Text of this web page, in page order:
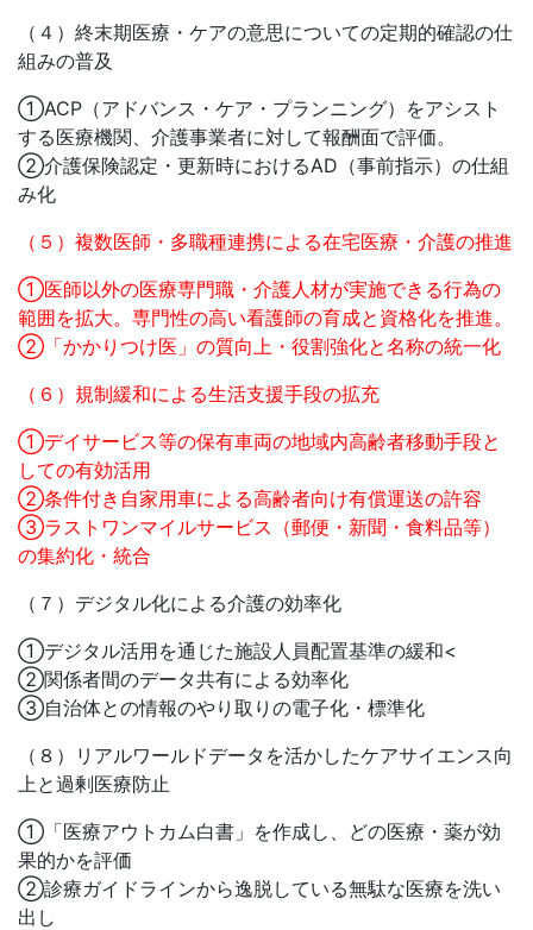
（４）終末期医療・ケアの意思についての定期的確認の仕
組みの普及
①ACP（アドバンス・ケア・プランニング）をアシスト
する医療機関、介護事業者に対して報酬面で評価。
②介護保険認定・更新時におけるAD（事前指示）の仕組
み化
（５）複数医師・多職種連携による在宅医療・介護の推進
①医師以外の医療専門職・介護人材が実施できる行為の
範囲を拡大。専門性の高い看護師の育成と資格化を推進。
②「かかりつけ医」の質向上・役割強化と名称の統一化
（６）規制緩和による生活支援手段の拡充
①デイサービス等の保有車両の地域内高齢者移動手段と
しての有効活用
②条件付き自家用車による高齢者向け有償運送の許容
③ラストワンマイルサービス（郵便・新聞・食料品等）
の集約化・統合
（７）デジタル化による介護の効率化
①デジタル活用を通じた施設人員配置基準の緩和<
②関係者間のデータ共有による効率化
③自治体との情報のやり取りの電子化・標準化
（８）リアルワールドデータを活かしたケアサイエンス向
上と過剰医療防止
①「医療アウトカム白書」を作成し、どの医療・薬が効
果的かを評価
②診療ガイドラインから逸脱している無駄な医療を洗い
出し